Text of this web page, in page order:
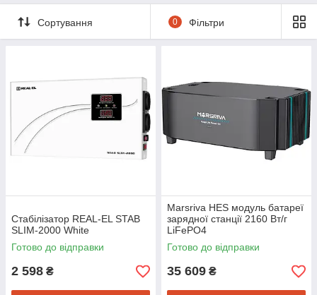
Сортування 0 Фільтри
Cтабілізатор REAL-EL STAB
SLIM-2000 White
Готово до відправки
2 598 ₴
Marsriva HES модуль батареї
зарядної станції 2160 Вт/г
LiFePO4
Готово до відправки
35 609 ₴